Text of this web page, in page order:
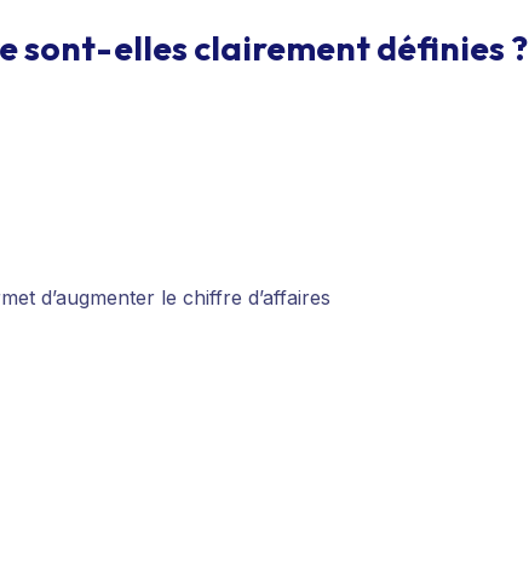
sont-elles clairement définies ?
d’augmenter le chiffre d’affaires